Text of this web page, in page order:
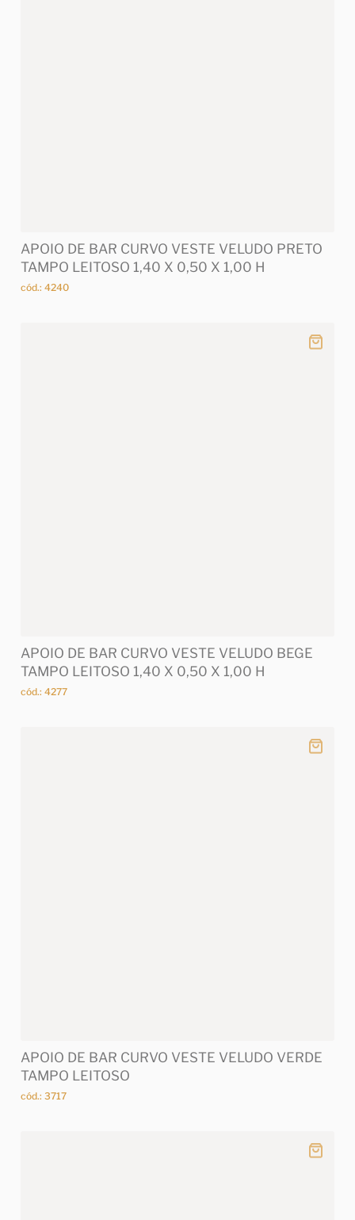
APOIO DE BAR CURVO VESTE VELUDO PRETO
TAMPO LEITOSO 1,40 X 0,50 X 1,00 H
cód.: 4240
APOIO DE BAR CURVO VESTE VELUDO BEGE
TAMPO LEITOSO 1,40 X 0,50 X 1,00 H
cód.: 4277
APOIO DE BAR CURVO VESTE VELUDO VERDE
TAMPO LEITOSO
cód.: 3717